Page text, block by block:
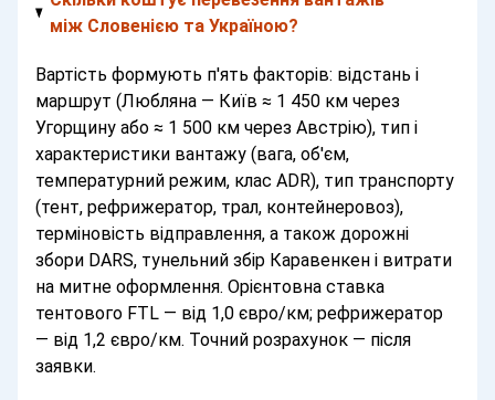
між Словенією та Україною?
Вартість формують п'ять факторів: відстань і
маршрут (Любляна — Київ ≈ 1 450 км через
Угорщину або ≈ 1 500 км через Австрію), тип і
характеристики вантажу (вага, об'єм,
температурний режим, клас ADR), тип транспорту
(тент, рефрижератор, трал, контейнеровоз),
терміновість відправлення, а також дорожні
збори DARS, тунельний збір Каравенкен і витрати
на митне оформлення. Орієнтовна ставка
тентового FTL — від 1,0 євро/км; рефрижератор
— від 1,2 євро/км. Точний розрахунок — після
заявки.